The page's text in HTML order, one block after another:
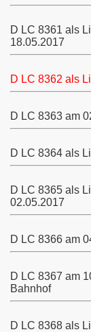
D LC 8361 als
18.05.2017
D LC 8362 als
D LC 8363 am
D LC 8364 als
D LC 8365 als
02.05.2017
D LC 8366 am
D LC 8367 am
Bahnhof
D LC 8368 als
6210)
6220)